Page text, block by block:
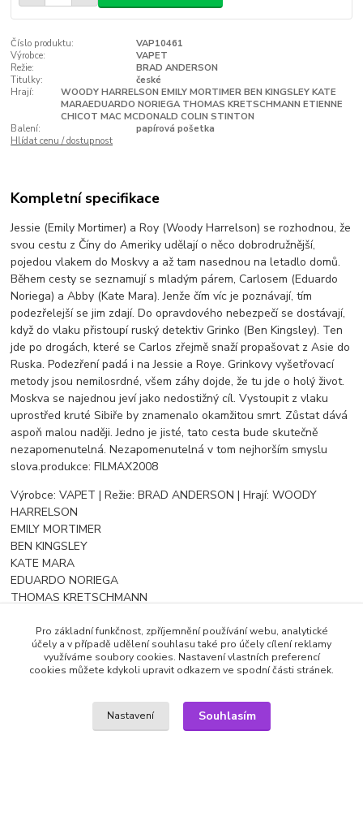
Číslo produktu:
VAP10461
Výrobce:
VAPET
Režie:
BRAD ANDERSON
Titulky:
české
Hrají:
WOODY HARRELSON EMILY MORTIMER BEN KINGSLEY KATE
MARAEDUARDO NORIEGA THOMAS KRETSCHMANN ETIENNE
CHICOT MAC MCDONALD COLIN STINTON
Balení:
papírová pošetka
Hlídat cenu / dostupnost
Kompletní specifikace
Jessie (Emily Mortimer) a Roy (Woody Harrelson) se rozhodnou, že
svou cestu z Číny do Ameriky udělají o něco dobrodružnější,
pojedou vlakem do Moskvy a až tam nasednou na letadlo domů.
Během cesty se seznamují s mladým párem, Carlosem (Eduardo
Noriega) a Abby (Kate Mara). Jenže čím víc je poznávají, tím
podezřelejší se jim zdají. Do opravdového nebezpečí se dostávají,
když do vlaku přistoupí ruský detektiv Grinko (Ben Kingsley). Ten
jde po drogách, které se Carlos zřejmě snaží propašovat z Asie do
Ruska. Podezření padá i na Jessie a Roye. Grinkovy vyšetřovací
metody jsou nemilosrdné, všem záhy dojde, že tu jde o holý život.
Moskva se najednou jeví jako nedostižný cíl. Vystoupit z vlaku
uprostřed kruté Sibiře by znamenalo okamžitou smrt. Zůstat dává
aspoň malou naději. Jedno je jisté, tato cesta bude skutečně
nezapomenutelná. Nezapomenutelná v tom nejhorším smyslu
slova.produkce: FILMAX2008
Výrobce: VAPET | Režie: BRAD ANDERSON | Hrají: WOODY
HARRELSON
EMILY MORTIMER
BEN KINGSLEY
KATE MARA
EDUARDO NORIEGA
THOMAS KRETSCHMANN
MAC MCDONALD
COLIN STINTON | Titulky: české
Zboží zařazeno v kategoriích
Pro základní funkčnost, zpříjemnění používání webu, analytické
účely a v případě udělení souhlasu také pro účely cílení reklamy
využíváme soubory cookies. Nastavení vlastních preferencí
cookies můžete kdykoli upravit odkazem ve spodní části stránek.
Nastavení Souhlasím